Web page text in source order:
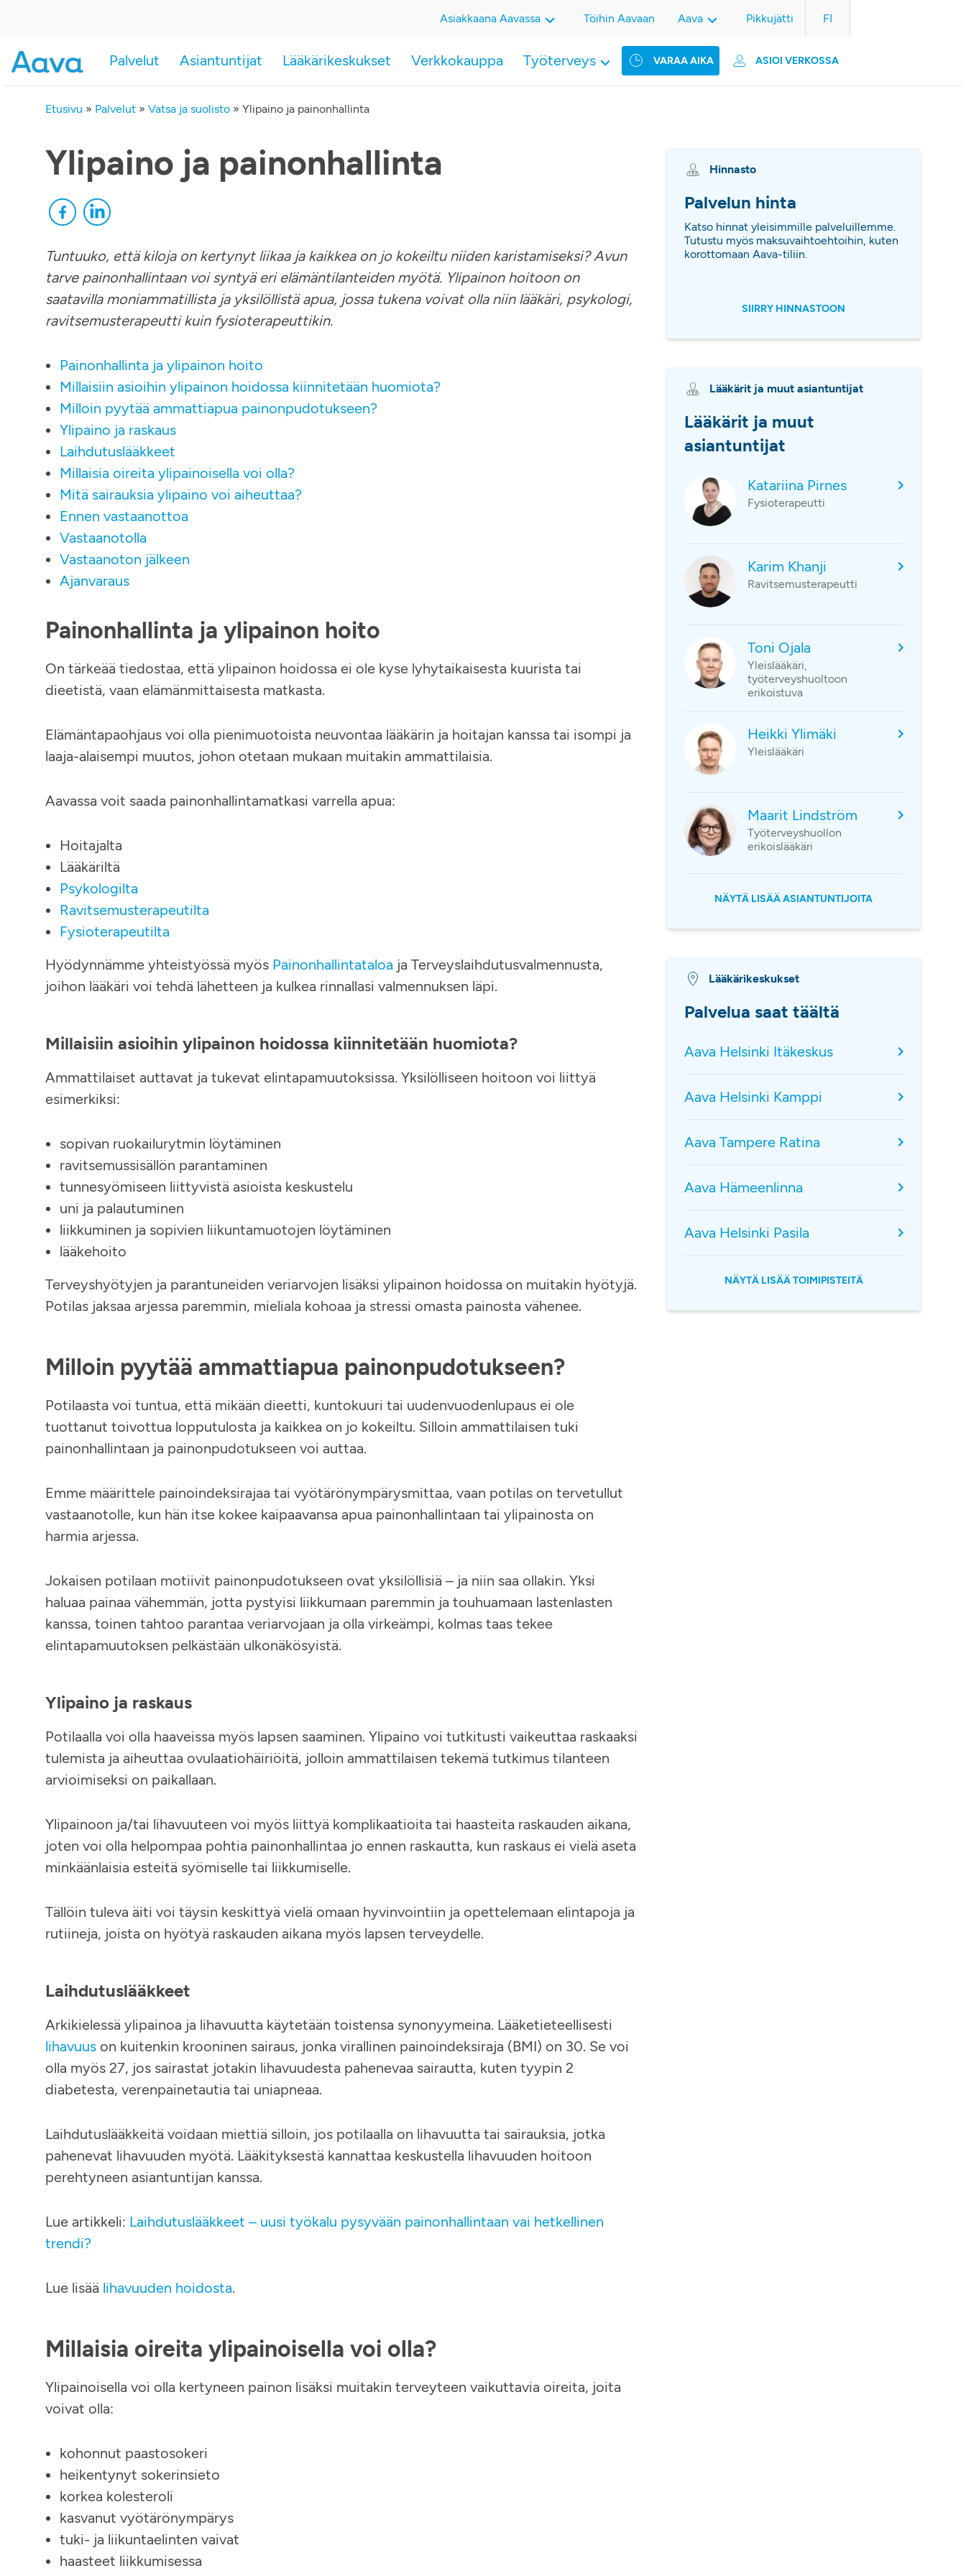
VARAA AIKA ASIOI VERKOSSA
Palvelut Asiantuntijat Lääkärikeskukset Verkkokauppa Työterveys
Asiakkaana Aavassa Töihin Aavaan Aava Pikkujätti FI
Etusivu » Palvelut » Vatsa ja suolisto » Ylipaino ja painonhallinta
Ylipaino ja painonhallinta
Tuntuuko, että kiloja on kertynyt liikaa ja kaikkea on jo kokeiltu niiden karistamiseksi? Avun
tarve painonhallintaan voi syntyä eri elämäntilanteiden myötä. Ylipainon hoitoon on
saatavilla moniammatillista ja yksilöllistä apua, jossa tukena voivat olla niin lääkäri, psykologi,
ravitsemusterapeutti kuin fysioterapeuttikin.
Painonhallinta ja ylipainon hoito
Millaisiin asioihin ylipainon hoidossa kiinnitetään huomiota?
Milloin pyytää ammattiapua painonpudotukseen?
Ylipaino ja raskaus
Laihdutuslääkkeet
Millaisia oireita ylipainoisella voi olla?
Mitä sairauksia ylipaino voi aiheuttaa?
Ennen vastaanottoa
Vastaanotolla
Vastaanoton jälkeen
Ajanvaraus
Painonhallinta ja ylipainon hoito
On tärkeää tiedostaa, että ylipainon hoidossa ei ole kyse lyhytaikaisesta kuurista tai
dieetistä, vaan elämänmittaisesta matkasta.
Elämäntapaohjaus voi olla pienimuotoista neuvontaa lääkärin ja hoitajan kanssa tai isompi ja
laaja-alaisempi muutos, johon otetaan mukaan muitakin ammattilaisia.
Aavassa voit saada painonhallintamatkasi varrella apua:
Hoitajalta
Lääkäriltä
Psykologilta
Ravitsemusterapeutilta
Fysioterapeutilta
Hyödynnämme yhteistyössä myös Painonhallintataloa ja Terveyslaihdutusvalmennusta,
joihon lääkäri voi tehdä lähetteen ja kulkea rinnallasi valmennuksen läpi.
Millaisiin asioihin ylipainon hoidossa kiinnitetään huomiota?
Ammattilaiset auttavat ja tukevat elintapamuutoksissa. Yksilölliseen hoitoon voi liittyä
esimerkiksi:
sopivan ruokailurytmin löytäminen
ravitsemussisällön parantaminen
tunnesyömiseen liittyvistä asioista keskustelu
uni ja palautuminen
liikkuminen ja sopivien liikuntamuotojen löytäminen
lääkehoito
Terveyshyötyjen ja parantuneiden veriarvojen lisäksi ylipainon hoidossa on muitakin hyötyjä.
Potilas jaksaa arjessa paremmin, mieliala kohoaa ja stressi omasta painosta vähenee.
Milloin pyytää ammattiapua painonpudotukseen?
Potilaasta voi tuntua, että mikään dieetti, kuntokuuri tai uudenvuodenlupaus ei ole
tuottanut toivottua lopputulosta ja kaikkea on jo kokeiltu. Silloin ammattilaisen tuki
painonhallintaan ja painonpudotukseen voi auttaa.
Emme määrittele painoindeksirajaa tai vyötärönympärysmittaa, vaan potilas on tervetullut
vastaanotolle, kun hän itse kokee kaipaavansa apua painonhallintaan tai ylipainosta on
harmia arjessa.
Jokaisen potilaan motiivit painonpudotukseen ovat yksilöllisiä – ja niin saa ollakin. Yksi
haluaa painaa vähemmän, jotta pystyisi liikkumaan paremmin ja touhuamaan lastenlasten
kanssa, toinen tahtoo parantaa veriarvojaan ja olla virkeämpi, kolmas taas tekee
elintapamuutoksen pelkästään ulkonäkösyistä.
Ylipaino ja raskaus
Potilaalla voi olla haaveissa myös lapsen saaminen. Ylipaino voi tutkitusti vaikeuttaa raskaaksi
tulemista ja aiheuttaa ovulaatiohäiriöitä, jolloin ammattilaisen tekemä tutkimus tilanteen
arvioimiseksi on paikallaan.
Ylipainoon ja/tai lihavuuteen voi myös liittyä komplikaatioita tai haasteita raskauden aikana,
joten voi olla helpompaa pohtia painonhallintaa jo ennen raskautta, kun raskaus ei vielä aseta
minkäänlaisia esteitä syömiselle tai liikkumiselle.
Tällöin tuleva äiti voi täysin keskittyä vielä omaan hyvinvointiin ja opettelemaan elintapoja ja
rutiineja, joista on hyötyä raskauden aikana myös lapsen terveydelle.
Laihdutuslääkkeet
Arkikielessä ylipainoa ja lihavuutta käytetään toistensa synonyymeina. Lääketieteellisesti
lihavuus on kuitenkin krooninen sairaus, jonka virallinen painoindeksiraja (BMI) on 30. Se voi
olla myös 27, jos sairastat jotakin lihavuudesta pahenevaa sairautta, kuten tyypin 2
diabetesta, verenpainetautia tai uniapneaa.
Laihdutuslääkkeitä voidaan miettiä silloin, jos potilaalla on lihavuutta tai sairauksia, jotka
pahenevat lihavuuden myötä. Lääkityksestä kannattaa keskustella lihavuuden hoitoon
perehtyneen asiantuntijan kanssa.
Lue artikkeli: Laihdutuslääkkeet – uusi työkalu pysyvään painonhallintaan vai hetkellinen
trendi?
Lue lisää lihavuuden hoidosta.
Millaisia oireita ylipainoisella voi olla?
Ylipainoisella voi olla kertyneen painon lisäksi muitakin terveyteen vaikuttavia oireita, joita
voivat olla:
kohonnut paastosokeri
heikentynyt sokerinsieto
korkea kolesteroli
kasvanut vyötärönympärys
tuki- ja liikuntaelinten vaivat
haasteet liikkumisessa
Hinnasto
Palvelun hinta
Katso hinnat yleisimmille palveluillemme.
Tutustu myös maksuvaihtoehtoihin, kuten
korottomaan Aava-tiliin.
SIIRRY HINNASTOON
Lääkärit ja muut asiantuntijat
Lääkärit ja muut
asiantuntijat
Katariina Pirnes
Fysioterapeutti
Karim Khanji
Ravitsemusterapeutti
Toni Ojala
Yleislääkäri,
työterveyshuoltoon
erikoistuva
Heikki Ylimäki
Yleislääkäri
Maarit Lindström
Työterveyshuollon
erikoislääkäri
NÄYTÄ LISÄÄ ASIANTUNTIJOITA
Lääkärikeskukset
Palvelua saat täältä
Aava Helsinki Itäkeskus
Aava Helsinki Kamppi
Aava Tampere Ratina
Aava Hämeenlinna
Aava Helsinki Pasila
NÄYTÄ LISÄÄ TOIMIPISTEITÄ